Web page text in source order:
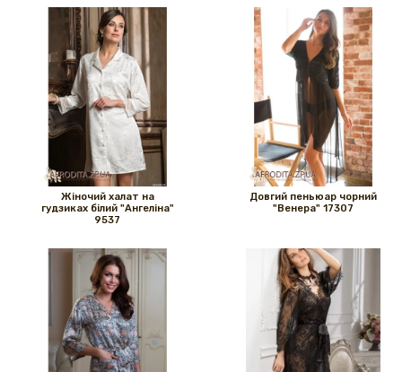
Жіночий халат на
гудзиках білий "Ангеліна"
9537
Довгий пеньюар чорний
"Венера" ​​17307